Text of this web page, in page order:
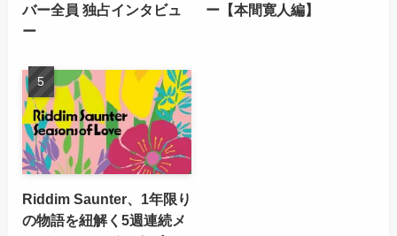
バー全員 独占インタビュ
ー
ー【本間寛人編】
Riddim Saunter、1年限り
の物語を紐解く5週連続メ